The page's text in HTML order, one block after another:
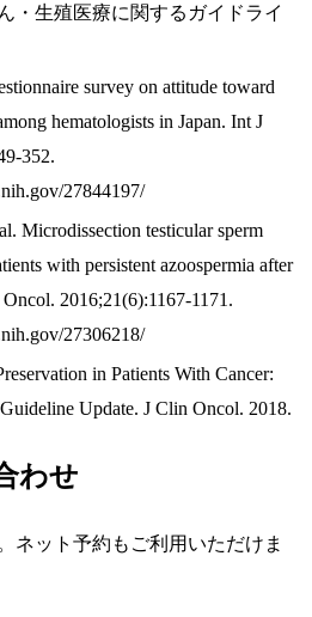
・生殖医療に関するガイドライ
survey on attitude toward
hematologists in Japan. Int J
352.
27844197/
Microdissection testicular sperm
with persistent azoospermia after
2016;21(6):1167-1171.
27306218/
in Patients With Cancer:
Update. J Clin Oncol. 2018.
わせ
ネット予約もご利用いただけま